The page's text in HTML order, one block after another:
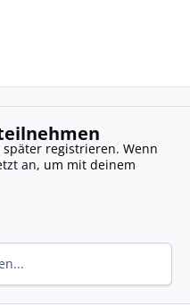
registrieren. Wenn
an, um mit deinem